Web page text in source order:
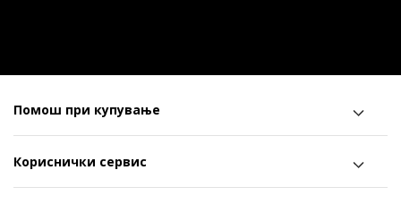
Помош при купување
Кориснички сервис